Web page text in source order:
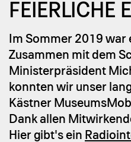
FEI­ER­LI­CHE
Im Sommer 2019
Zusammen mit dem
Ministerpräsident
konnten wir unser
Kästner
Dank allen
Hier gibt's ein